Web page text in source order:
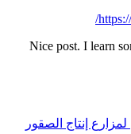
Nice post. I learn
إنتاج الصقور